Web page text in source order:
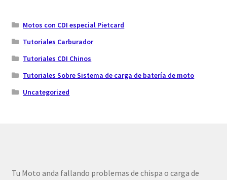
Motos con CDI especial Pietcard
Tutoriales Carburador
Tutoriales CDI Chinos
Tutoriales Sobre Sistema de carga de batería de moto
Uncategorized
Tu Moto anda fallando problemas de chispa o carga de